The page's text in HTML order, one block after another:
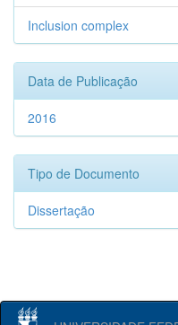
Inclusion complex
Data de Publicação
2016
Tipo de Documento
Dissertação